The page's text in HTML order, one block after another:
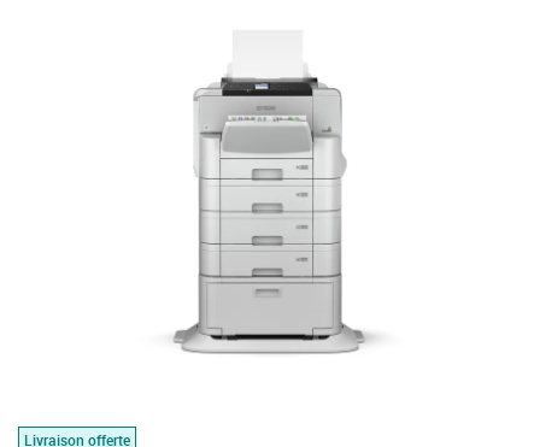
Livraison offerte